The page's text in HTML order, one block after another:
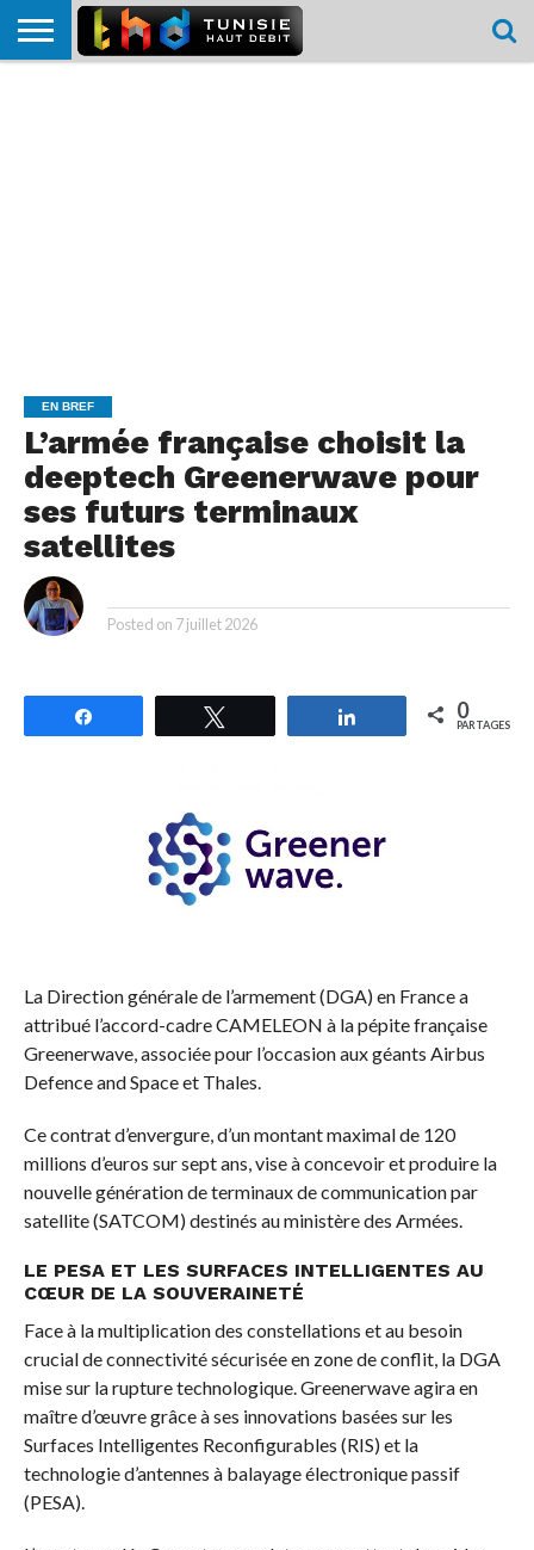
EN BREF
L’armée française choisit la
deeptech Greenerwave pour
ses futurs terminaux
satellites
Posted on 7 juillet 2026
Partagez 0
PARTAGES
La Direction générale de l’armement (DGA) en France a
attribué l’accord-cadre CAMELEON à la pépite française
Greenerwave, associée pour l’occasion aux géants Airbus
Defence and Space et Thales.
Ce contrat d’envergure, d’un montant maximal de 120
millions d’euros sur sept ans, vise à concevoir et produire la
nouvelle génération de terminaux de communication par
satellite (SATCOM) destinés au ministère des Armées.
LE PESA ET LES SURFACES INTELLIGENTES AU
CŒUR DE LA SOUVERAINETÉ
Face à la multiplication des constellations et au besoin
crucial de connectivité sécurisée en zone de conflit, la DGA
mise sur la rupture technologique. Greenerwave agira en
maître d’œuvre grâce à ses innovations basées sur les
Surfaces Intelligentes Reconfigurables (RIS) et la
technologie d’antennes à balayage électronique passif
(PESA).